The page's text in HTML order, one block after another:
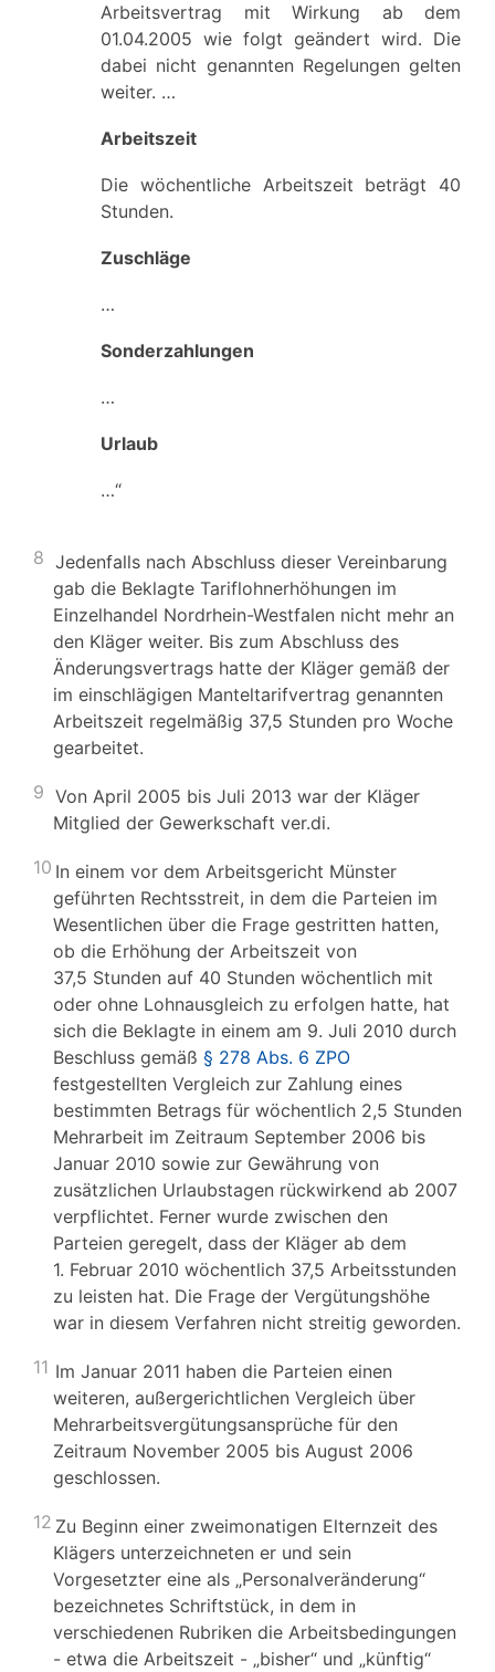
Arbeitsvertrag mit Wirkung ab dem
01.04.2005 wie folgt geändert wird. Die
dabei nicht genannten Regelungen gelten
weiter. …
Arbeitszeit
Die wöchentliche Arbeitszeit beträgt 40
Stunden.
Zuschläge
…
Sonderzahlungen
…
Urlaub
…“
8 Jedenfalls nach Abschluss dieser Vereinbarung
gab die Beklagte Tariflohnerhöhungen im
Einzelhandel Nordrhein-Westfalen nicht mehr an
den Kläger weiter. Bis zum Abschluss des
Änderungsvertrags hatte der Kläger gemäß der
im einschlägigen Manteltarifvertrag genannten
Arbeitszeit regelmäßig 37,5 Stunden pro Woche
gearbeitet.
9 Von April 2005 bis Juli 2013 war der Kläger
Mitglied der Gewerkschaft ver.di.
10 In einem vor dem Arbeitsgericht Münster
geführten Rechtsstreit, in dem die Parteien im
Wesentlichen über die Frage gestritten hatten,
ob die Erhöhung der Arbeitszeit von
37,5 Stunden auf 40 Stunden wöchentlich mit
oder ohne Lohnausgleich zu erfolgen hatte, hat
sich die Beklagte in einem am 9. Juli 2010 durch
Beschluss gemäß § 278 Abs. 6 ZPO
festgestellten Vergleich zur Zahlung eines
bestimmten Betrags für wöchentlich 2,5 Stunden
Mehrarbeit im Zeitraum September 2006 bis
Januar 2010 sowie zur Gewährung von
zusätzlichen Urlaubstagen rückwirkend ab 2007
verpflichtet. Ferner wurde zwischen den
Parteien geregelt, dass der Kläger ab dem
1. Februar 2010 wöchentlich 37,5 Arbeitsstunden
zu leisten hat. Die Frage der Vergütungshöhe
war in diesem Verfahren nicht streitig geworden.
11 Im Januar 2011 haben die Parteien einen
weiteren, außergerichtlichen Vergleich über
Mehrarbeitsvergütungsansprüche für den
Zeitraum November 2005 bis August 2006
geschlossen.
12 Zu Beginn einer zweimonatigen Elternzeit des
Klägers unterzeichneten er und sein
Vorgesetzter eine als „Personalveränderung“
bezeichnetes Schriftstück, in dem in
verschiedenen Rubriken die Arbeitsbedingungen
- etwa die Arbeitszeit - „bisher“ und „künftig“